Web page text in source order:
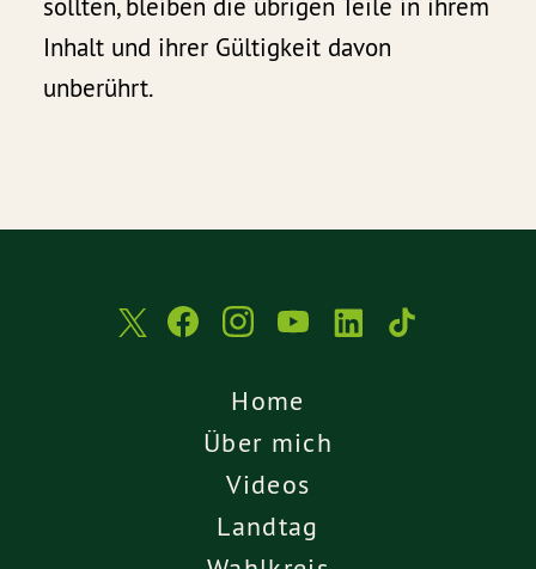
Inhalt und ihrer Gültigkeit davon
unberührt.
Home
Über mich
Videos
Landtag